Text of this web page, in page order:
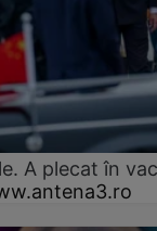
A plecat în